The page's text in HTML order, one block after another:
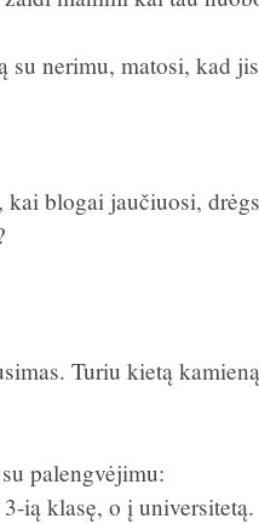
su nerimu, matosi, kad
blogai jaučiuosi,
Turiu kietą
palengvėjimu:
ią klasę, o į